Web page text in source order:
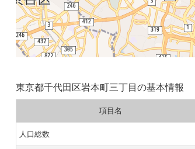
東京都千代田区岩本町三丁目の基本情報
項目名
人口総数